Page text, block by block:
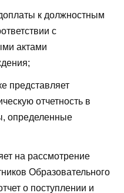
к должностным
с
актами
представляет
отчетность в
определенные
на рассмотрение
Образовательного
о поступлении и